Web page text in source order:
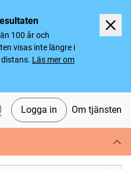
100 år och
visas inte längre i
Läs mer om
Logga in Om tjänsten